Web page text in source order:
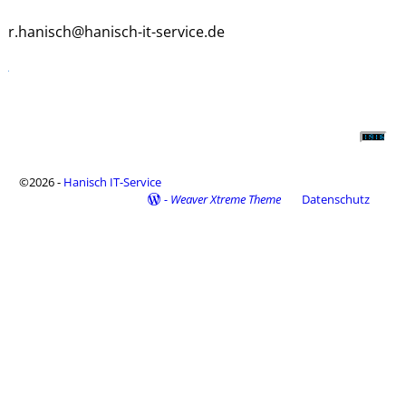
r.hanisch@hanisch-it-service.de
©2026 - Hanisch IT-Service
- Weaver Xtreme Theme Datenschutz